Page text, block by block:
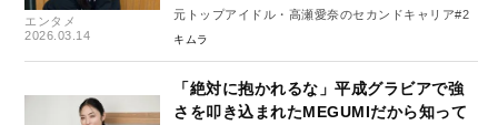
エンタメ
2026.03.14
元トップアイドル・高瀬愛奈のセカンドキャリア#2
キムラ
「絶対に抱かれるな」平成グラビアで強
さを叩き込まれたMEGUMIだから知って